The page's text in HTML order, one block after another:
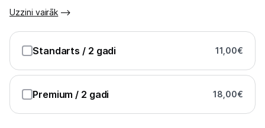
Telefoni un aksesuāri
Planšetdatori un aksesuāri
Uzzini vairāk
Standarts / 2 gadi 11,00€
Premium / 2 gadi 18,00€